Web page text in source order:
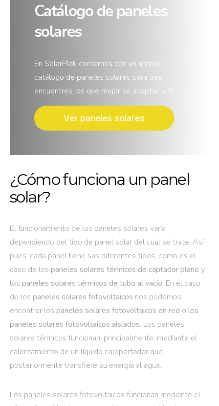
Catálogo de paneles
solares
En SolarPlak contamos con un amplio
catálogo de paneles solares para que
encuentres los que mejor se adaptan a ti.
Ver paneles solares
¿Cómo funciona un panel
solar?
El funcionamiento de los paneles solares varía
dependiendo del tipo de panel solar del cual se trate. Así
pues, cada panel tiene sus diferentes tipos, como es el
caso de los paneles solares térmicos de captador plano y
los paneles solares térmicos de tubo al vacío. En el caso
de los paneles solares fotovoltaicos nos podemos
encontrar los paneles solares fotovoltaicos en red o los
paneles solares fotovoltaicos aislados. Los paneles
solares térmicos funcionan, principalmente, mediante el
calentamiento de un líquido caloportador que
posteriormente transfiere su energía al agua.
Los paneles solares fotovoltaicos funcionan mediante el